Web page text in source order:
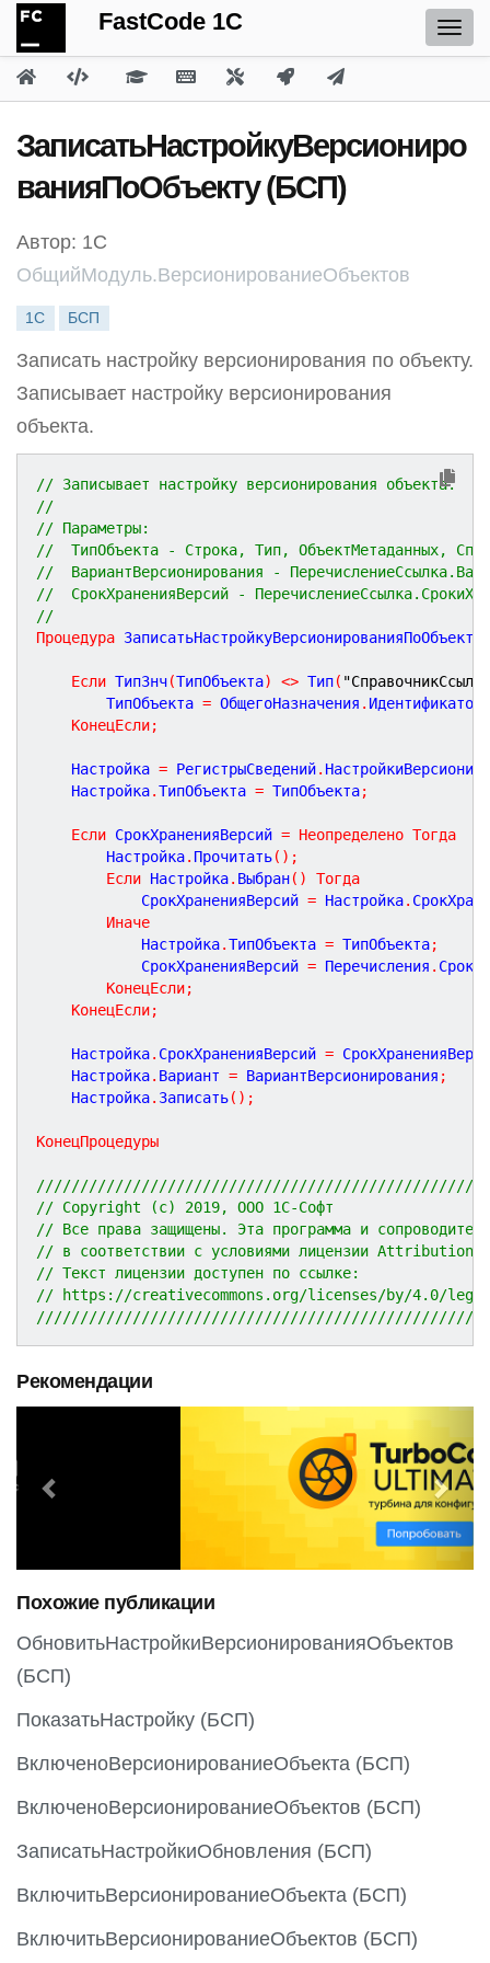
FastCode 1C
ЗаписатьНастройкуВерсиониро
ванияПоОбъекту (БСП)
Автор: 1С
ОбщийМодуль.ВерсионированиеОбъектов
1С БСП
Записать настройку версионирования по объекту.
Записывает настройку версионирования
объекта.
// Записывает настройку версионирования объекта.
//
// Параметры:
//  ТипОбъекта - Строка, Тип, ОбъектМетаданных,
//  ВариантВерсионирования -
//  СрокХраненияВерсий -
//
Процедура ЗаписатьНастройкуВерсионированияПоОбъекту
Если ТипЗнч(ТипОбъекта) <> Тип(
		ТипОбъекта
= ОбщегоНазначения .
КонецЕсли;
	Настройка
= РегистрыСведений.
	Настройка
.ТипОбъекта = ТипОбъекта;
Если СрокХраненияВерсий = Неопределено Тогда
		Настройка
. Прочитать( ) ;
Если Настройка. Выбран( )
Тогда
			СрокХраненияВерсий
= Настройка.
Иначе
			Настройка
.ТипОбъекта = ТипОбъекта;
			СрокХраненияВерсий
= Перечисления .
КонецЕсли;
КонецЕсли;
	Настройка
. СрокХраненияВерсий =
	Настройка
. Вариант = ВариантВерсионирования ;
	Настройка
. Записать( ) ;
КонецПроцедуры
// Copyright (c) 2019, ООО 1С-Софт
// Все права защищены. Эта программа и
// в соответствии с условиями лицензии
// Текст лицензии доступен по ссылке:
// https://creativecommons.org/licenses/by/4.0/
Рекомендации
e
o
u
s
e
x
t
Похожие публикации
ОбновитьНастройкиВерсионированияОбъектов
(БСП)
ПоказатьНастройку (БСП)
ВключеноВерсионированиеОбъекта (БСП)
ВключеноВерсионированиеОбъектов (БСП)
ЗаписатьНастройкиОбновления (БСП)
ВключитьВерсионированиеОбъекта (БСП)
ВключитьВерсионированиеОбъектов (БСП)